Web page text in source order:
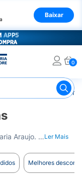
Baixar
0
Acessórios para
Compre Acessórios para Roupas na Drogaria Araujo. Acessórios que complementam seu look. Entrega para todo o Brasil.Ler Mais
Melhores